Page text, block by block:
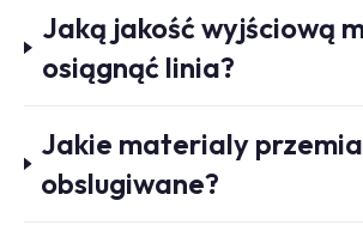
Jaką jakość wyjściową
osiągnąć linia?
Jakie materialy
obslugiwane?